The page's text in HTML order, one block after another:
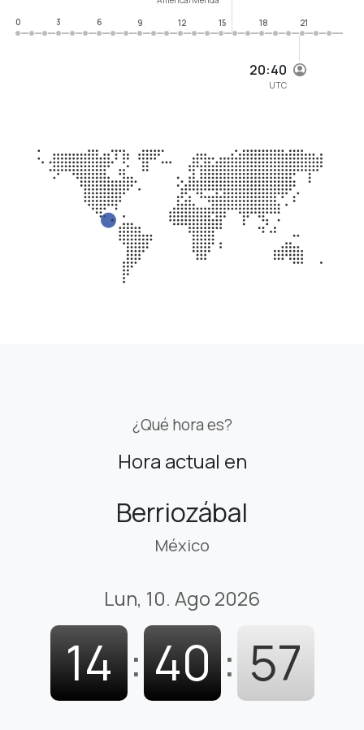
20:40
UTC
0
3 6 9 12 15 18 21
¿Qué hora es?
Hora actual en
Berriozábal
México
Lun, 10. Ago 2026
14 : 40 : 58